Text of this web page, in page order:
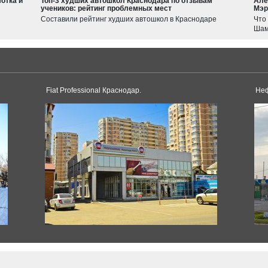
Model 3
Model S
Toyota
Supra
Land Cruiser
Corolla
Hilux
Avensis
Camry
Haval
Dacia
Duster
Logan
Sandero
Pagani
учеников: рейтинг проблемных мест
Составили рейтинг худших автошкол в Краснодаре
Что
Fiat Professional Краснодар.